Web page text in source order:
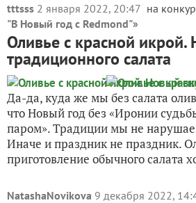
tttsss 2 января 2022, 20:47 на
"В Новый год с Redmond"»
Оливье с красной икрой.
традиционного салата
Да-да, куда же мы без салата
что Новый год без «Иронии
паром». Традиции мы не
Иначе и праздник не праздник.
приготовление обычного салата
NatashaNovikova 9 декабря 2022,